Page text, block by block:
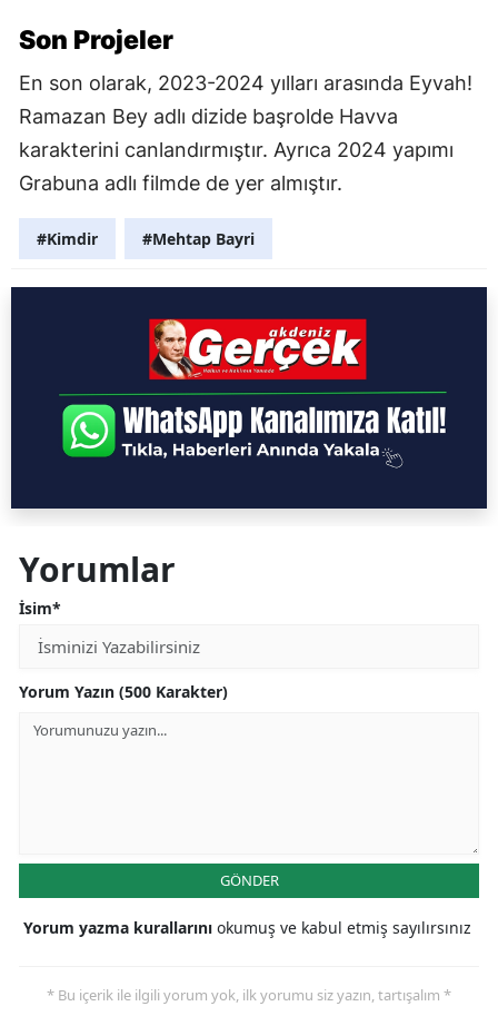
Son Projeler
En son olarak, 2023-2024 yılları arasında Eyvah!
Ramazan Bey adlı dizide başrolde Havva
karakterini canlandırmıştır. Ayrıca 2024 yapımı
Grabuna adlı filmde de yer almıştır.
#Kimdir #Mehtap Bayri
Yorumlar
İsim*
Yorum Yazın (500 Karakter)
GÖNDER
Yorum yazma kurallarını okumuş ve kabul etmiş sayılırsınız
* Bu içerik ile ilgili yorum yok, ilk yorumu siz yazın, tartışalım *